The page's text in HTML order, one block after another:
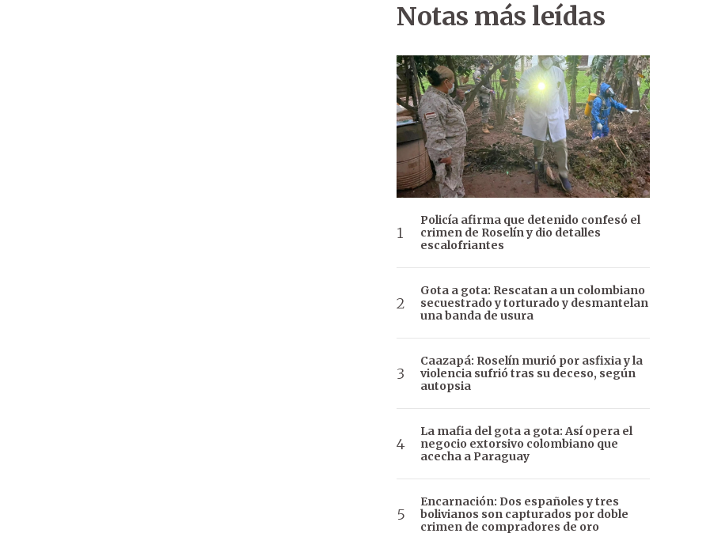
Notas más leídas
Policía afirma que detenido confesó el
crimen de Roselín y dio detalles
escalofriantes
Gota a gota: Rescatan a un colombiano
secuestrado y torturado y desmantelan
una banda de usura
Caazapá: Roselín murió por asfixia y la
violencia sufrió tras su deceso, según
autopsia
La mafia del gota a gota: Así opera el
negocio extorsivo colombiano que
acecha a Paraguay
Encarnación: Dos españoles y tres
bolivianos son capturados por doble
crimen de compradores de oro